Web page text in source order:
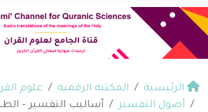
الرئيسية المكتبة الرقمية
علوم
أصول التفسير
أساليب التفسير –